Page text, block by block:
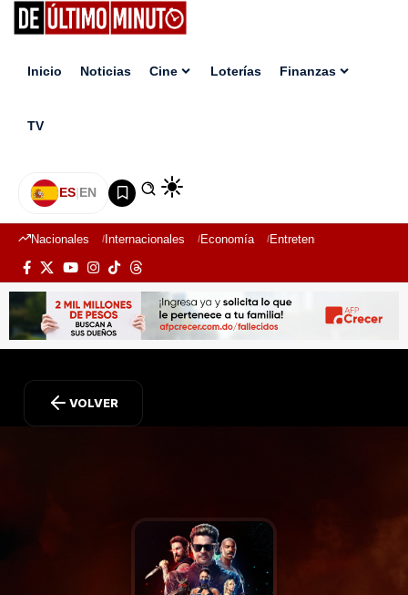
Inicio Noticias Cine Loterías Finanzas
TV
ES|EN
Nacionales Internacionales Economía Entretenimiento
VOLVER